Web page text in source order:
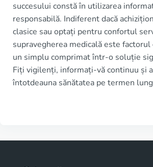
succesului constă în utilizarea
responsabilă. Indiferent dacă
clasice sau optați pentru confortul
supravegherea medicală este
un simplu comprimat într-o soluție
Fiți vigilenți, informați-vă continuu și
întotdeauna sănătatea pe termen